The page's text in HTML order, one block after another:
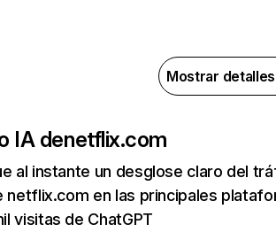
Mostrar
IA denetflix.com
al instante un desglose claro del
netflix.com en las principales
visitas de ChatGPT